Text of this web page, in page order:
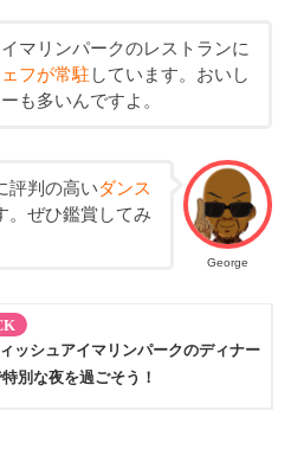
マリンパークのレストランに
フが常駐 しています。おいし
も多いんですよ。
George
評判の高いダンス
。ぜひ鑑賞してみ
ッシュアイマリンパークのディナー
別な夜を過ごそう！